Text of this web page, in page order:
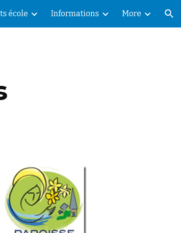
école Informations More